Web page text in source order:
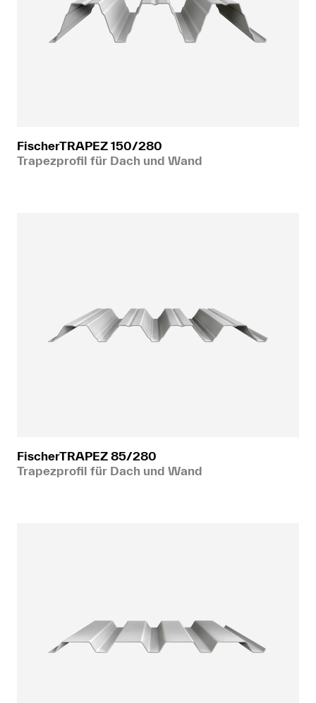
FischerTRAPEZ 150/280
Trapezprofil für Dach und Wand
FischerTRAPEZ 85/280
Trapezprofil für Dach und Wand